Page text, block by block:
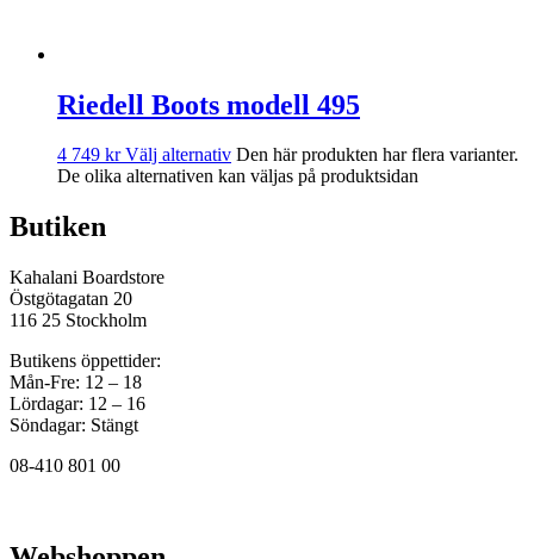
Riedell Boots modell 495
4 749 kr Välj alternativ Den här produkten har flera varianter.
De olika alternativen kan väljas på produktsidan
Butiken
Kahalani Boardstore
Östgötagatan 20
116 25 Stockholm
Butikens öppettider:
Mån-Fre: 12 – 18
Lördagar: 12 – 16
Söndagar: Stängt
08-410 801 00